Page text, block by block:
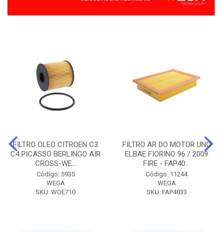
FILTRO OLEO CITROEN C3
C4 PICASSO BERLINGO AIR
CROSS-WE...
Código: 5935
WEGA
SKU: WOE710
FILTRO AR DO MOTOR UNO
ELBAE FIORINO 96 / 2009
FIRE - FAP40...
Código: 11244
WEGA
SKU: FAP4033